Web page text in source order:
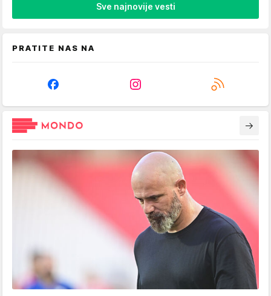
Sve najnovije vesti
PRATITE NAS NA